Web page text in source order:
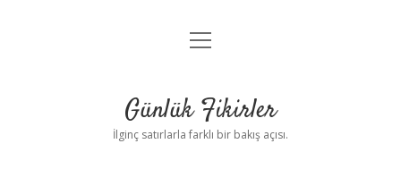
Anasayfa
Yasal Uyarı
menüyü
Günlük Fikirler
İlginç satırlarla farklı bir bakış açısı.